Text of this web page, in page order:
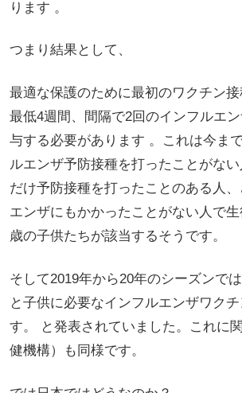
ります 。
つまり結果として、
最適な保護のために最初のワクチン
最低4週間、間隔で2回のインフルエ
与する必要があります 。これは今ま
ルエンザ予防接種を打ったことがな
だけ予防接種を打ったことのある人
エンザにもかかったことがない人で
歳の子供たちが該当するそうです。
そして2019年から20年のシーズンで
と子供に必要なインフルエンザワク
す。 と発表されていました。これに
健機構）も同様です。